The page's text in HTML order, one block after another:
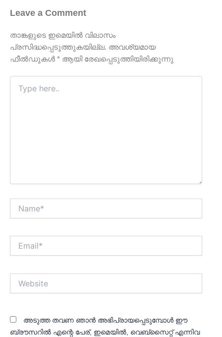
Leave a Comment
താങ്കളുടെ ഇമെയില്‍ വിലാസം
പ്രസിദ്ധപ്പെടുത്തുകയില്ല. അവശ്യമായ
ഫീല്‍ഡുകള്‍ * ആയി രേഖപ്പെടുത്തിയിരിക്കുന്നു
here..
അടുത്ത തവണ ഞാൻ അഭിപ്രായപ്പെടുമ്പോൾ ഈ
ബ്രൗസറിൽ എന്റെ പേര്, ഇമെയിൽ, വെബ്സൈറ്റ് എന്നിവ